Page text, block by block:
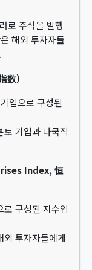
로 주식을 발행
해외 투자자들
数)
업으로 구성된
기업과 다국적
Index, 恒
구성된 지수입
외 투자자들에게